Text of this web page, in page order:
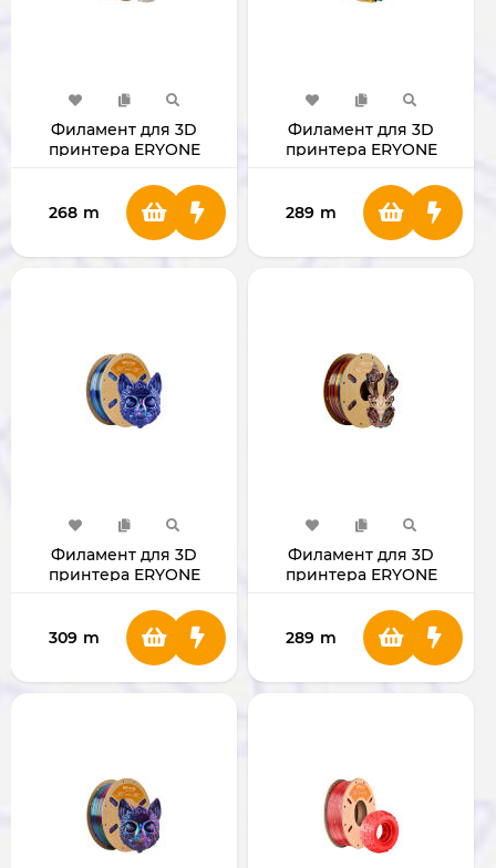
Филамент для 3D
принтера ERYONE
268 m
Филамент для 3D
принтера ERYONE
(Green-Blue-Orange)
289 m
Филамент для 3D
принтера ERYONE
(Obsidian)
309 m
Филамент для 3D
принтера ERYONE
(Shadow)
289 m